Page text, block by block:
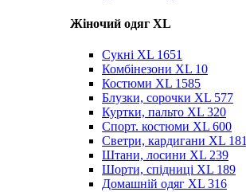
Жіночий одяг XL
Cукні XL 1651
Комбінезони XL 10
Костюми XL 1585
Блузки, сорочки XL 577
Куртки, пальто XL 320
Спорт. костюми XL 600
Светри, кардигани XL 181
Штани, лосини XL 239
Шорти, спідниці XL 189
Домашній одяг XL 316